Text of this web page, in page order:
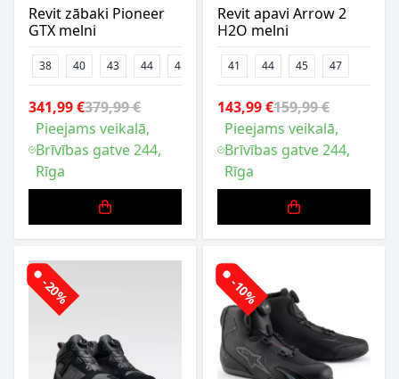
Revit zābaki Pioneer
GTX melni
38 40 43 44 45
341,99 €379,99 €
Pieejams veikalā,
Brīvības gatve 244,
Rīga
Revit apavi Arrow 2
H2O melni
41 44 45 47
143,99 €159,99 €
Pieejams veikalā,
Brīvības gatve 244,
Rīga
-20% -10%